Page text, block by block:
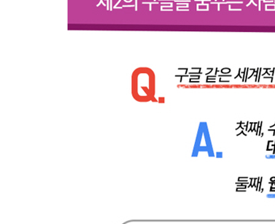
5.8 더 읽을 거리
CHAPTER 6 데이터 저장
6.2 데이터를 CSV로 저장
__6.3.1 MySQL 설치
__6.3.4 데이터베이스 테크닉과 모범 사례